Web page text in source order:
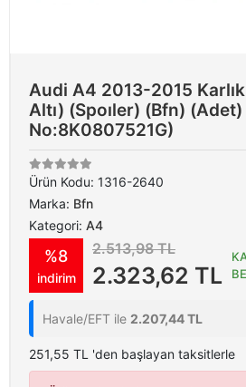
Audi A4 2013-2015
Altı) (Spoıler) (Bfn)
No:8K0807521G)
Ürün Kodu: 1316-2640
Marka: Bfn
Kategori: A4
%8
indirim
2.513,98 TL
2.323,62 TL
Havale/EFT ile 2.207,44 TL
251,55 TL 'den başlayan taksitlerle